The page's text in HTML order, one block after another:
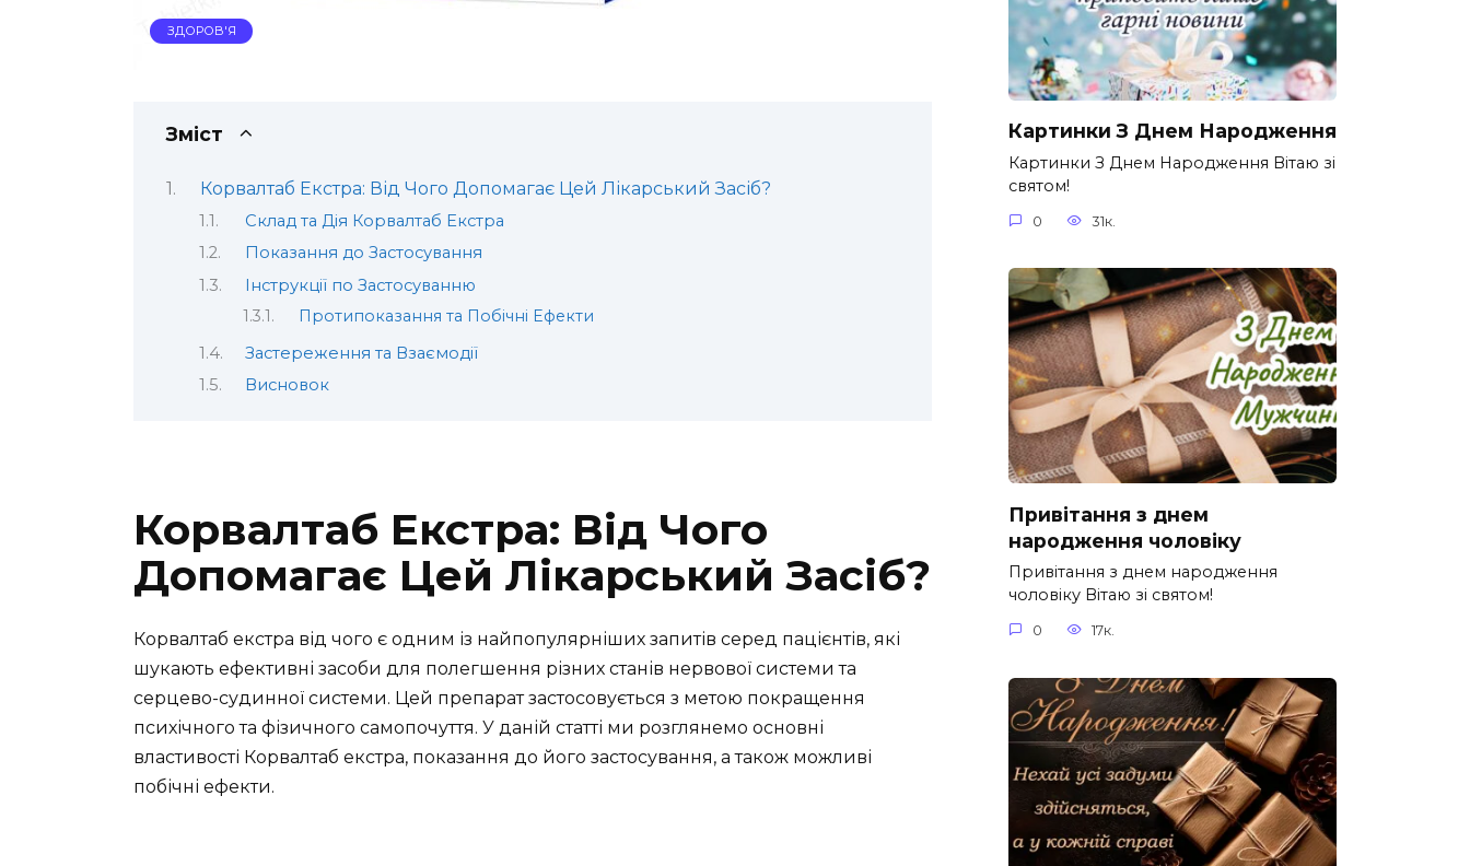
ЗДОРОВ'Я
Зміст
Корвалтаб Екстра: Від Чого Допомагає Цей Лікарський Засіб?
Склад та Дія Корвалтаб Екстра
Показання до Застосування
Інструкції по Застосуванню
Протипоказання та Побічні Ефекти
Застереження та Взаємодії
Висновок
Корвалтаб Екстра: Від Чого
Допомагає Цей Лікарський Засіб?
Корвалтаб екстра від чого є одним із найпопулярніших запитів серед пацієнтів, які
шукають ефективні засоби для полегшення різних станів нервової системи та
серцево-судинної системи. Цей препарат застосовується з метою покращення
психічного та фізичного самопочуття. У даній статті ми розглянемо основні
властивості Корвалтаб екстра, показання до його застосування, а також можливі
побічні ефекти.
Картинки З Днем Народження
Картинки З Днем Народження Вітаю зі
святом!
0 31к.
Привітання з днем
народження чоловіку
Привітання з днем народження
чоловіку Вітаю зі святом!
0 17к.